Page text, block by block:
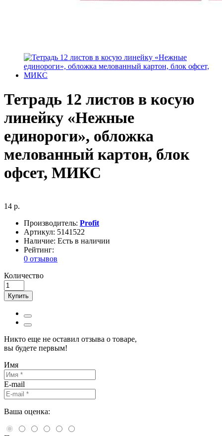
Тетрадь 12 листов в косую
линейку «Нежные
единороги», обложка
мелованный картон, блок
офсет, МИКС
14 р.
Производитель: Profit
Артикул: 5141522
Наличие: Есть в наличии
Рейтинг:
0 отзывов
Количество
Купить
Никто еще не оставил отзыва о товаре,
вы будете первым!
Имя
E-mail
Ваша оценка: